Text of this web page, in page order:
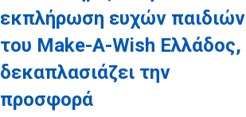
εκπλήρωση ευχών παιδιών
του Make-A-Wish Ελλάδος,
δεκαπλασιάζει την
προσφορά